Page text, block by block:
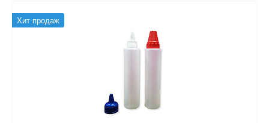
Хит продаж